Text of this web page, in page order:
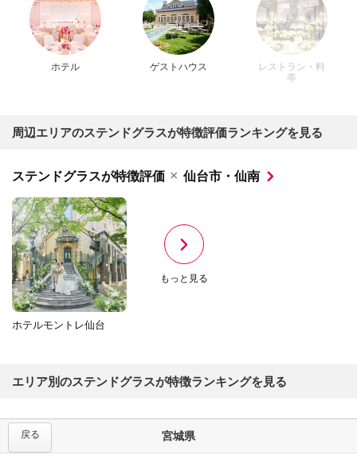
ホテル ゲストハウス
レストラン・料
亭
周辺エリアのステンドグラスが特徴評価ランキングを見る
ステンドグラスが特徴評価 × 仙台市・仙南
ホテルモントレ仙台
もっと見る
エリア別のステンドグラスが特徴ランキングを見る
宮城県
戻る